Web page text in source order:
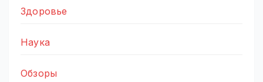
Здоровье
Наука
Обзоры